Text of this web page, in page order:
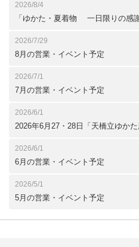
2026/8/4
「ゆかた・夏着物 一日限りの感
2026/7/29
8月の営業・イベント予定
2026/7/1
7月の営業・イベント予定
2026/6/1
2026年6月27・28日「天橋立ゆか
2026/6/1
6月の営業・イベント予定
2026/5/1
5月の営業・イベント予定